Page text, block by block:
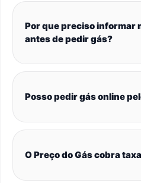
Por que preciso informar
antes de pedir gás?
Posso pedir gás online
O Preço do Gás cobra